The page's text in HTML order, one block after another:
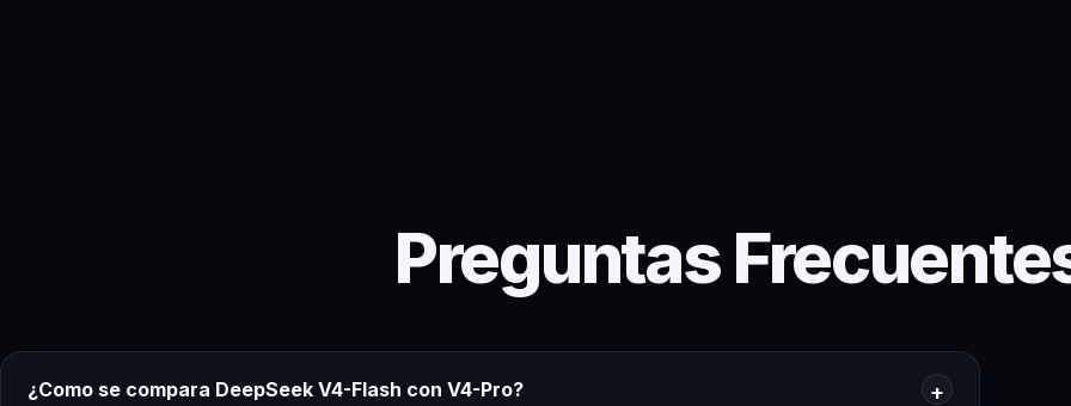
Preguntas
¿Como se compara DeepSeek V4-Flash con V4-Pro?